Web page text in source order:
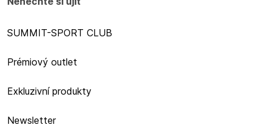
SUMMIT-SPORT CLUB
Prémiový outlet
Exkluzivní produkty
Newsletter